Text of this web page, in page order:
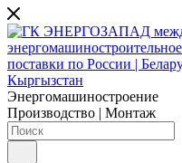
Энергомашиностроение
Производство | Монтаж